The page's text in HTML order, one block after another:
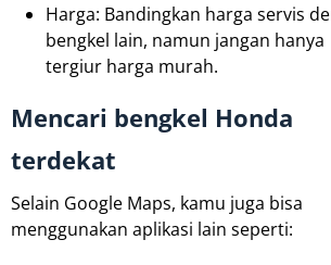
Harga: Bandingkan harga servis
bengkel lain, namun jangan hanya
tergiur harga murah.
Mencari bengkel Honda
terdekat
Selain Google Maps, kamu juga bisa
menggunakan aplikasi lain seperti: